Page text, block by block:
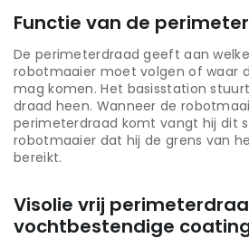
Functie van de
De perimeterdraad geeft aan
robotmaaier moet volgen of waar
mag komen. Het basisstation
draad heen. Wanneer de
perimeterdraad komt vangt hij dit
robotmaaier dat hij de grens van
bereikt.
Visolie vrij
vochtbestendige